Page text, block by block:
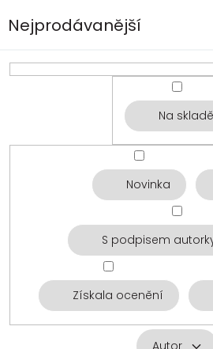
Nejprodávanější
Na skladě
Novinka
S podpisem
Získala ocenění
Autor